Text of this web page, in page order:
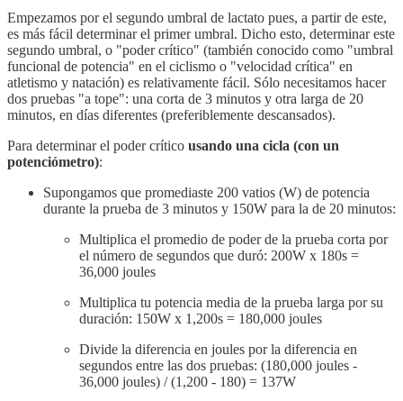
Empezamos por el segundo umbral de lactato pues, a partir de este,
es más fácil determinar el primer umbral. Dicho esto, determinar este
segundo umbral, o "poder crítico" (también conocido como "umbral
funcional de potencia" en el ciclismo o "velocidad crítica" en
atletismo y natación) es relativamente fácil. Sólo necesitamos hacer
dos pruebas "a tope": una corta de 3 minutos y otra larga de 20
minutos, en días diferentes (preferiblemente descansados).
Para determinar el poder crítico usando una cicla (con un
potenciómetro):
Supongamos que promediaste 200 vatios (W) de potencia
durante la prueba de 3 minutos y 150W para la de 20 minutos:
Multiplica el promedio de poder de la prueba corta por
el número de segundos que duró: 200W x 180s =
36,000 joules
Multiplica tu potencia media de la prueba larga por su
duración: 150W x 1,200s = 180,000 joules
Divide la diferencia en joules por la diferencia en
segundos entre las dos pruebas: (180,000 joules -
36,000 joules) / (1,200 - 180) = 137W